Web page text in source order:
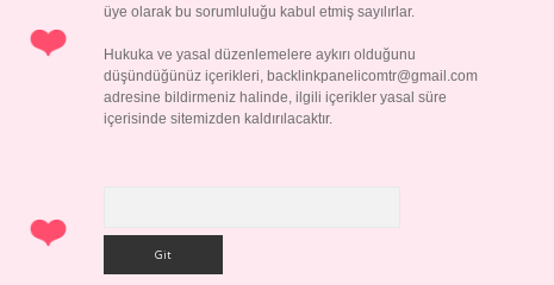
üye olarak bu sorumluluğu kabul etmiş sayılırlar.
Hukuka ve yasal düzenlemelere aykırı olduğunu
düşündüğünüz içerikleri, backlinkpanelicomtr@gmail.com
adresine bildirmeniz halinde, ilgili içerikler yasal süre
içerisinde sitemizden kaldırılacaktır.